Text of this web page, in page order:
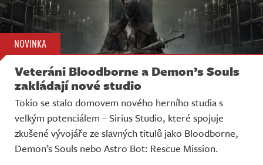
NOVINKA
Veteráni Bloodborne a Demon’s Souls
zakládají nové studio
Tokio se stalo domovem nového herního studia s
velkým potenciálem – Sirius Studio, které spojuje
zkušené vývojáře ze slavných titulů jako Bloodborne,
Demon’s Souls nebo Astro Bot: Rescue Mission.